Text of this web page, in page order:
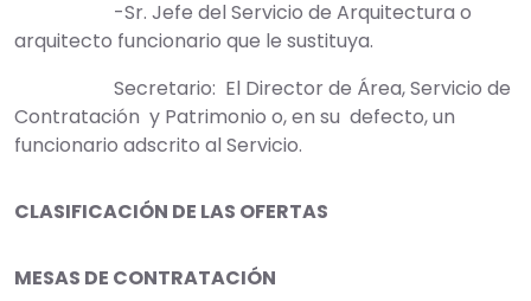
-Sr. Jefe del Servicio de Arquitectura o
arquitecto funcionario que le sustituya.
Secretario: El Director de Área, Servicio de
Contratación y Patrimonio o, en su defecto, un
funcionario adscrito al Servicio.
CLASIFICACIÓN DE LAS OFERTAS
MESAS DE CONTRATACIÓN